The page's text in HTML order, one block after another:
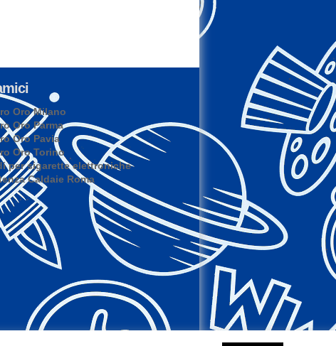
Oro Milano
Oro Parma
Oro Pavia
Oro Torino
per sigarette elettroniche
Caldaie Roma